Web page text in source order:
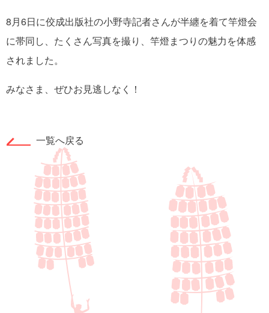
8月6日に佼成出版社の小野寺記者さんが半纏を着て竿燈会
に帯同し、たくさん写真を撮り、竿燈まつりの魅力を体感
されました。
みなさま、ぜひお見逃しなく！
一覧へ戻る